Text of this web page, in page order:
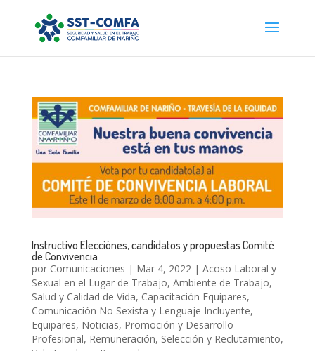
Instructivo Elecciónes, candidatos y propuestas Comité
de Convivencia
por Comunicaciones | Mar 4, 2022| Acoso Laboral y
Sexual en el Lugar de Trabajo, Ambiente de Trabajo,
Salud y Calidad de Vida, Capacitación Equipares,
Comunicación No Sexista y Lenguaje Incluyente,
Equipares, Noticias, Promoción y Desarrollo
Profesional, Remuneración, Selección y Reclutamiento,